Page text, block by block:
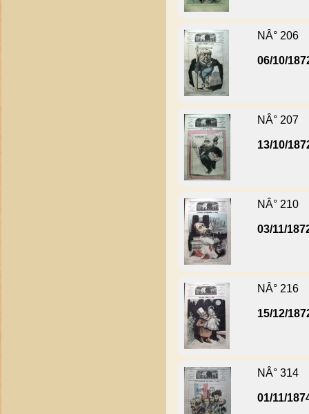
NÂ° 206
06/10/
NÂ° 207
13/10/
NÂ° 210
03/11/
NÂ° 216
15/12/
NÂ° 314
01/11/